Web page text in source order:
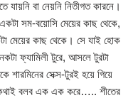
যায়নি বা নেয়নি নিতীগত কারনে।
সম-বয়োসি মেয়ের কাছ থেকে,
মেয়ের কাছ থেকে। সে যাই হোক
ফ্যামিলী টুরে, আসলে টুরটা
শারমিনের সেক্স-টুরই হয়ে গিয়ে
কথাই বলব এক এক করে….. শীতের